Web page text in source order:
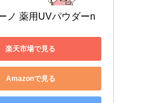
ノ 薬用UVパウダーn
楽天市場で見る
Amazonで見る